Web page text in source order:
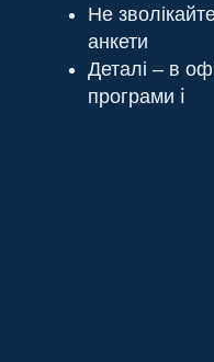
Не
анкети
Деталі – в
програми ℹ️